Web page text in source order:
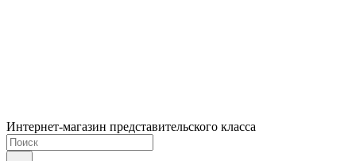
Интернет-магазин представительского класса